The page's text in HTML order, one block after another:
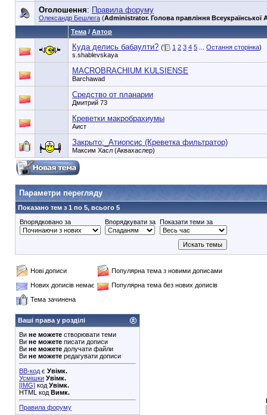
Оголошення: Правила форуму
Олександр Бешлега (Administrator. Голова правління Всеукраїнської
Тема / Автор
Куда делись бабаулти? ( 1 2 3 4 5 Остання сторінка)
s.shablevskaya
MACROBRACHIUM KULSIENSE
Barchawad
Средство от планарии
Дмитрий 73
Креветки макробрахиумы
Аист
Закрыто:_ Атиопсис (Креветка фильтратор)
Максим Хасл (Аквахаслер)
90353748e6549cd1148d01dde3b3bc75
Параметри перегляду
Показано тем з 1 по 5, всього 5
Впорядковано за
Впорядкувати за Показати теми за
Нові дописи
Популярна тема з новими дописами
Нових дописів немає
Популярна тема без нових дописів
Тема зачинена
Ваші права у розділі
Ви не можете створювати теми
Ви не можете писати дописи
Ви не можете долучати файли
Ви не можете редагувати дописи
BB-код є Увімк.
Усмішки Увімк.
[IMG] код Увімк.
HTML код Вимк.
Правила форуму